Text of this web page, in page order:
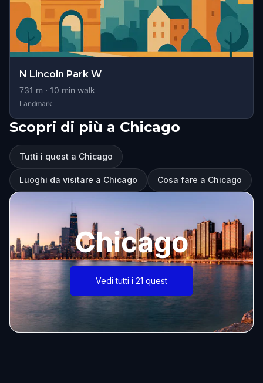
N Lincoln Park W
731 m · 10 min walk
Landmark
Scopri di più a Chicago
Tutti i quest a Chicago
Luoghi da visitare a Chicago Cosa fare a Chicago
Chicago
Vedi tutti i 21 quest